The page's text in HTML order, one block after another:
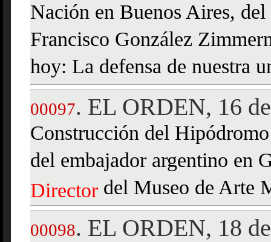
Nación en Buenos Aires,
Francisco González
hoy: La defensa de nuestra
00097. EL ORDEN, 16
Construcción del
del embajador argentino en
Director del Museo de Arte
00098. EL ORDEN, 18